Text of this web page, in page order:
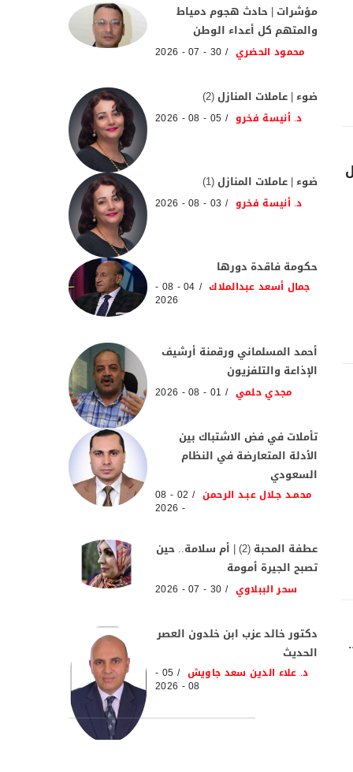
مؤشرات | حادث هجوم دمياط
والمتهم كل أعداء الوطن
محمود الحضري 30 - 07 - 2026
ضوء | عاملات المنازل (2)
د. أنيسة فخرو 05 - 08 - 2026
ضوء | عاملات المنازل (1)
د. أنيسة فخرو 03 - 08 - 2026
حكومة فاقدة دورها
جمال أسعد عبدالملاك 04 - 08 -
2026
أحمد المسلماني ورقمنة أرشيف
الإذاعة والتلفزيون
مجدي حلمي 01 - 08 - 2026
تأملات في فض الاشتباك بين
الأدلة المتعارضة في النظام
السعودي
محمـد جـلال عبـد الرحمن 02 - 08
- 2026
عطفة المحبة (2) | أم سلامة.. حين
تصبح الجيرة أمومة
سحر الببلاوي 30 - 07 - 2026
دكتور خالد عزب ابن خلدون العصر
الحديث
د. علاء الدين سعد جاويش 05 -
08 - 2026